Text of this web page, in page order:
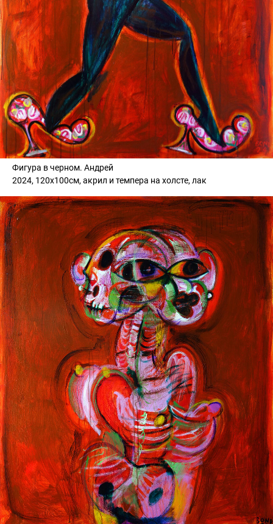
Фигура в черном. Андрей
2024, 120х100см, акрил и темпера на холсте, лак